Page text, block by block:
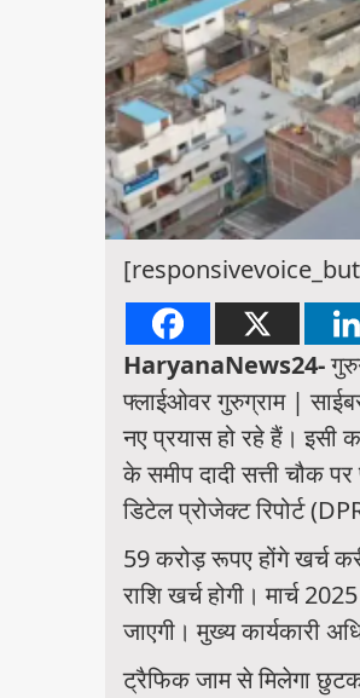
HaryanaNews24-
फ्लाईओवर गुरुग्राम |
नए प्रयास हो रहे हैं। इसी
के समीप दादी सत्ती चौक
डिटेल प्रोजेक्ट रिपोर्ट
59 करोड़ रूपए होंगे खर्च
राशि खर्च होगी। मार्च
जाएगी। मुख्य कार्यकारी
ट्रैफिक जाम से मिलेगा